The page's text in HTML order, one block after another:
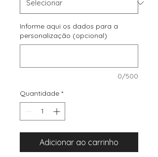
Informe aqui os dados para a
personalização (opcional)
0/500
Quantidade *
Adicionar ao carrinho